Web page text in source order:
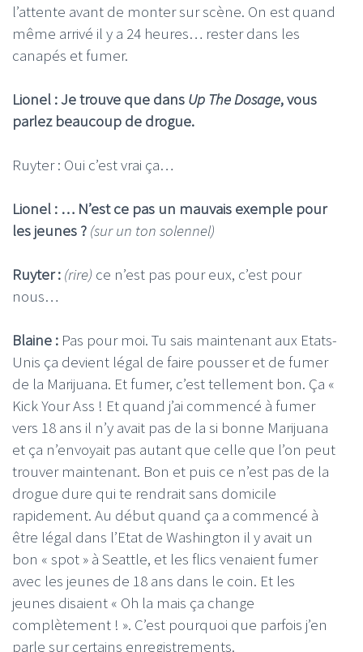
l’attente avant de monter sur scène. On est quand
même arrivé il y a 24 heures… rester dans les
canapés et fumer.
Lionel : Je trouve que dans Up The Dosage, vous
parlez beaucoup de drogue.
Ruyter : Oui c’est vrai ça…
Lionel : … N’est ce pas un mauvais exemple pour
les jeunes ? (sur un ton solennel)
Ruyter : (rire) ce n’est pas pour eux, c’est pour
nous…
Blaine : Pas pour moi. Tu sais maintenant aux Etats-
Unis ça devient légal de faire pousser et de fumer
de la Marijuana. Et fumer, c’est tellement bon. Ça «
Kick Your Ass ! Et quand j’ai commencé à fumer
vers 18 ans il n’y avait pas de la si bonne Marijuana
et ça n’envoyait pas autant que celle que l’on peut
trouver maintenant. Bon et puis ce n’est pas de la
drogue dure qui te rendrait sans domicile
rapidement. Au début quand ça a commencé à
être légal dans l’Etat de Washington il y avait un
bon « spot » à Seattle, et les flics venaient fumer
avec les jeunes de 18 ans dans le coin. Et les
jeunes disaient « Oh la mais ça change
complètement ! ». C’est pourquoi que parfois j’en
parle sur certains enregistrements.